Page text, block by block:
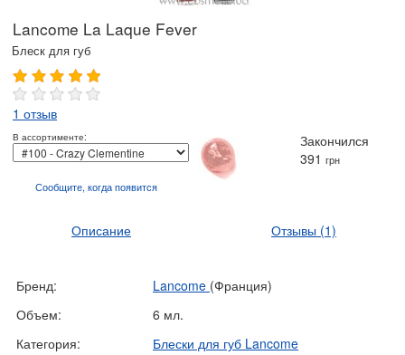
Lancome La Laque Fever
Блеск для губ
1 отзыв
В ассортименте:
Закончился
391 грн
Сообщите, когдапоявится
Описание Отзывы (1)
Бренд: Lancome (Франция)
Объем:
6 мл.
Категория:
Блески для губ Lancome